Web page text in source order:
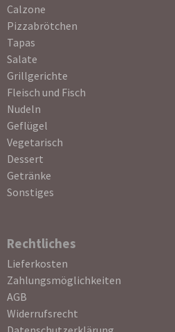
Calzone
Pizzabrötchen
Tapas
Salate
Grillgerichte
Fleisch und Fisch
Nudeln
Geflügel
Vegetarisch
Dessert
Getränke
Sonstiges
Rechtliches
Navigation
überspringen
Lieferkosten
Zahlungsmöglichkeiten
AGB
Widerrufsrecht